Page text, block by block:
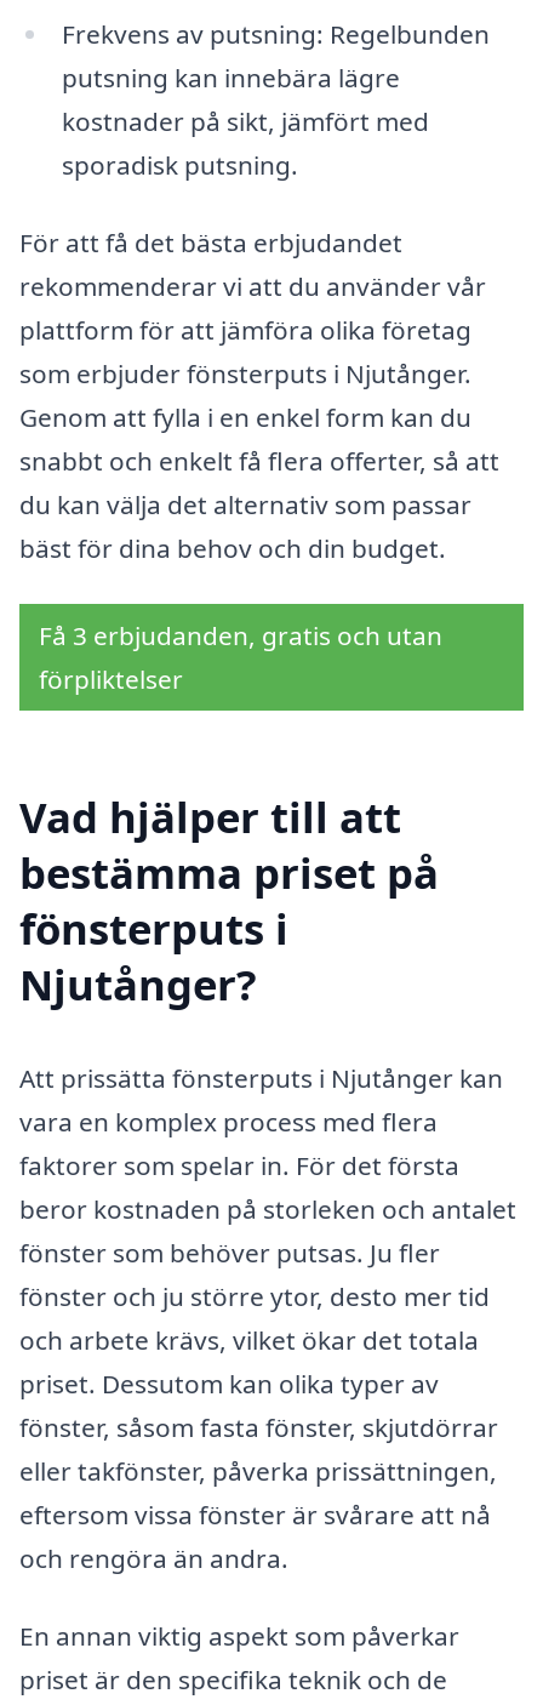
Fre­kvens av putsning: Regelbunden
putsning kan innebära lägre
kostnader på sikt, jämfört med
sporadisk putsning.
För att få det bästa erbjudandet
rekommenderar vi att du använder vår
plattform för att jämföra olika företag
som erbjuder fönsterputs i Njutånger.
Genom att fylla i en enkel form kan du
snabbt och enkelt få flera offerter, så att
du kan välja det alternativ som passar
bäst för dina behov och din budget.
Få 3 erbjudanden, gratis och utan
förpliktelser
Vad hjälper till att
bestämma priset på
fönsterputs i
Njutånger?
Att prissätta fönsterputs i Njutånger kan
vara en komplex process med flera
faktorer som spelar in. För det första
beror kostnaden på storleken och antalet
fönster som behöver putsas. Ju fler
fönster och ju större ytor, desto mer tid
och arbete krävs, vilket ökar det totala
priset. Dessutom kan olika typer av
fönster, såsom fasta fönster, skjutdörrar
eller takfönster, påverka prissättningen,
eftersom vissa fönster är svårare att nå
och rengöra än andra.
En annan viktig aspekt som påverkar
priset är den specifika teknik och de